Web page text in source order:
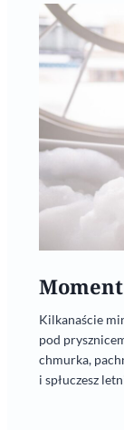
Kilkanaście
pod
chmurka,
i spłuczesz